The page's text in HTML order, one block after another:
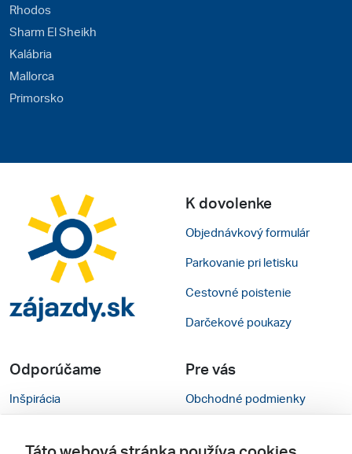
Rhodos
Sharm El Sheikh
Kalábria
Mallorca
Primorsko
K dovolenke
Objednávkový formulár
Parkovanie pri letisku
Cestovné poistenie
Darčekové poukazy
Odporúčame
Inšpirácia
Pre vás
Obchodné podmienky